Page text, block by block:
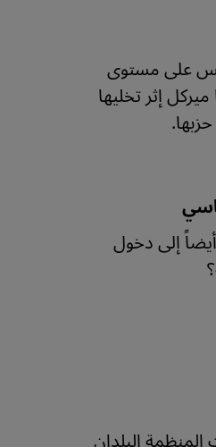
الجنسية الألمانية بنسبة 74 بالمئة في عام 2020 إلى 6700 مُجَنَّس على مستوى
26 / 09 / 2021 التي لن تخوضها ميركل إثر تخليها
أصول عربية أيضاً إلى دخول